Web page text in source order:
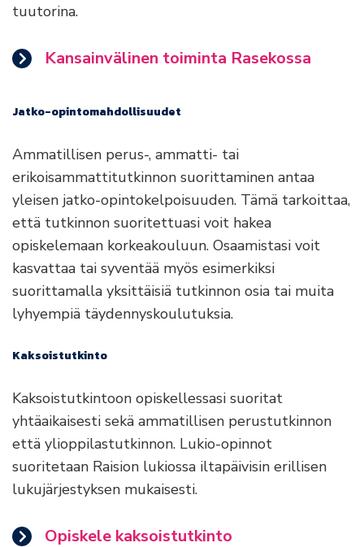
tuutorina.
Kansainvälinen toiminta Rasekossa
Jatko-opintomahdollisuudet
Ammatillisen perus-, ammatti- tai
erikoisammattitutkinnon suorittaminen antaa
yleisen jatko-opintokelpoisuuden. Tämä tarkoittaa,
että tutkinnon suoritettuasi voit hakea
opiskelemaan korkeakouluun. Osaamistasi voit
kasvattaa tai syventää myös esimerkiksi
suorittamalla yksittäisiä tutkinnon osia tai muita
lyhyempiä täydennyskoulutuksia.
Kaksoistutkinto
Kaksoistutkintoon opiskellessasi suoritat
yhtäaikaisesti sekä ammatillisen perustutkinnon
että ylioppilastutkinnon. Lukio-opinnot
suoritetaan Raision lukiossa iltapäivisin erillisen
lukujärjestyksen mukaisesti.
Opiskele kaksoistutkinto